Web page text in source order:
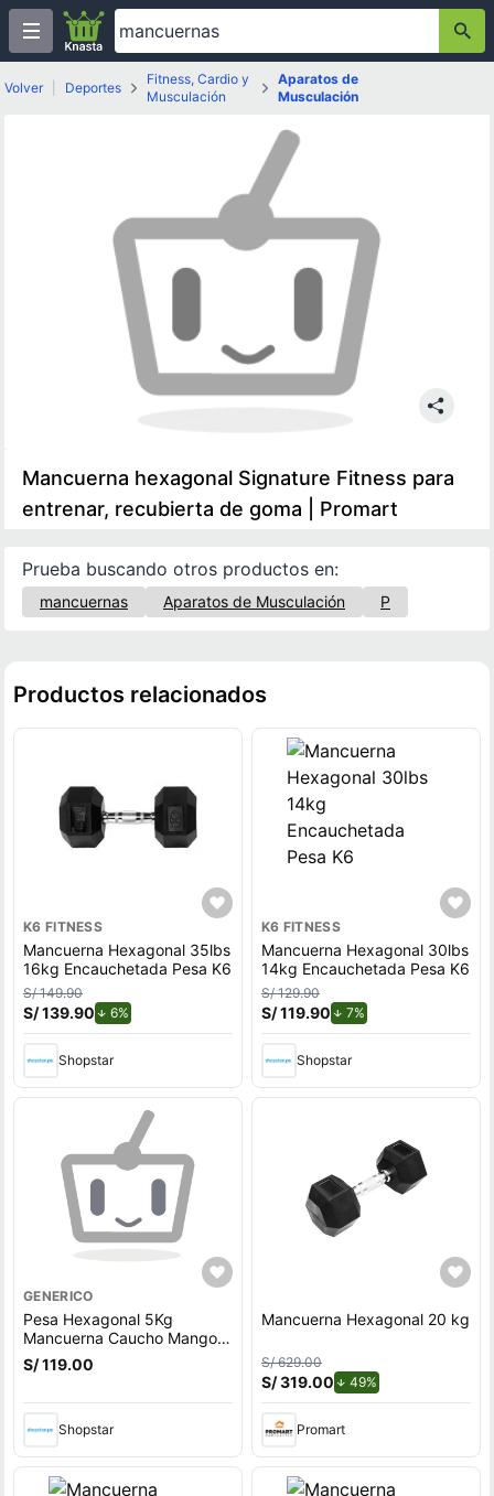
Volver Deportes
Fitness, Cardio y
Musculación
Aparatos de
Musculación
Mancuerna hexagonal Signature Fitness para
entrenar, recubierta de goma | Promart
Prueba buscando otros productos en:
mancuernas Aparatos de Musculación P
Productos relacionados
K6 FITNESS
Mancuerna Hexagonal 35lbs
16kg Encauchetada Pesa K6
S/ 149.90
S/ 139.90 6%
Shopstar
K6 FITNESS
Mancuerna Hexagonal 30lbs
14kg Encauchetada Pesa K6
S/ 129.90
S/ 119.90 7%de descuento.
Shopstar
GENERICO
Pesa Hexagonal 5Kg
Mancuerna Caucho Mango
Cromado Fitness
S/ 119.00
Shopstar
Mancuerna Hexagonal 20 kg
S/ 629.00
S/ 319.00 49%de descuento.
Promart